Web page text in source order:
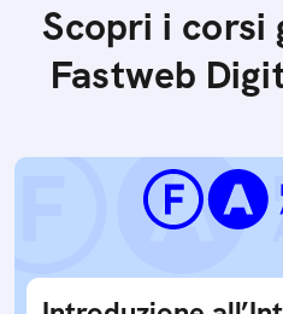
Scopri i
Fastweb